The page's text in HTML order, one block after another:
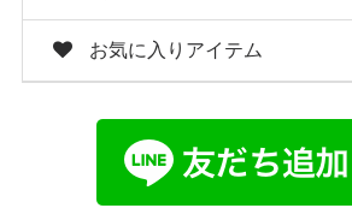
お気に入りアイテム